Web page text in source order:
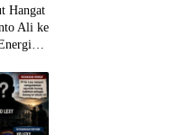
Hangat
Ali ke